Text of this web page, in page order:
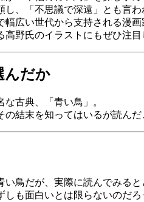
、「不思議で深遠」とも言
広い世代から支持される漫画
野氏のイラストにもぜひ注目
んだか
古典、「青い鳥」。
の結末を知ってはいるが読ん
鳥だが、実際に読んでみる
も面白いとは限らないのだろ